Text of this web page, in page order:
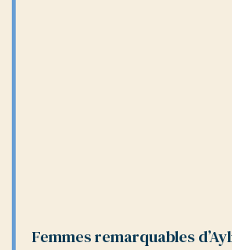
Femmes remarquables